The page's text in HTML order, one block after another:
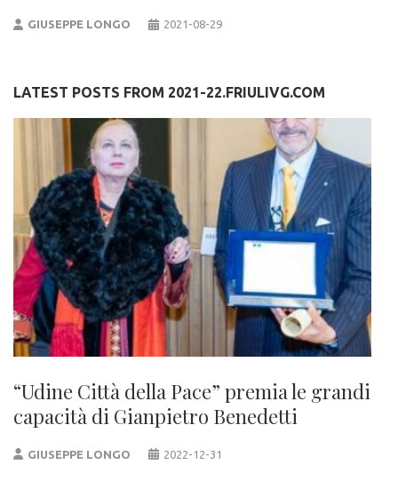
GIUSEPPE LONGO 2021-08-29
LATEST POSTS FROM 2021-22.FRIULIVG.COM
“Udine Città della Pace” premia le grandi
capacità di Gianpietro Benedetti
GIUSEPPE LONGO 2022-12-31